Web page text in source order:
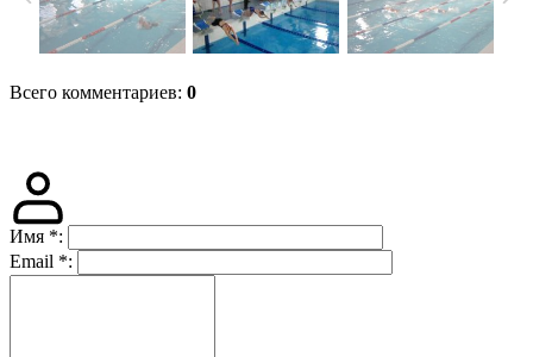
Всего комментариев: 0
Имя *:
Email *: